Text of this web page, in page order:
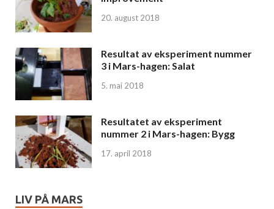
20. august 2018
Resultat av eksperiment nummer
3 i Mars-hagen: Salat
5. mai 2018
Resultatet av eksperiment
nummer 2 i Mars-hagen: Bygg
17. april 2018
LIV PÅ MARS